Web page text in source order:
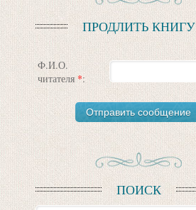
ПРОДЛИТЬ КНИГУ
Ф.И.О.
читателя *:
ПОИСК